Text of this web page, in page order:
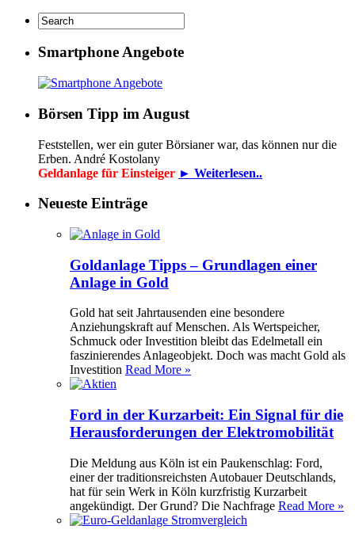
Smartphone Angebote
Börsen Tipp im August
Feststellen, wer ein guter Börsianer war, das können nur die
Erben. André Kostolany
Geldanlage für Einsteiger ► Weiterlesen..
Neueste Einträge
Goldanlage Tipps – Grundlagen einer
Anlage in Gold
Gold hat seit Jahrtausenden eine besondere
Anziehungskraft auf Menschen. Als Wertspeicher,
Schmuck oder Investition bleibt das Edelmetall ein
faszinierendes Anlageobjekt. Doch was macht Gold als
Investition Read More »
Ford in der Kurzarbeit: Ein Signal für die
Herausforderungen der Elektromobilität
Die Meldung aus Köln ist ein Paukenschlag: Ford,
einer der traditionsreichsten Autobauer Deutschlands,
hat für sein Werk in Köln kurzfristig Kurzarbeit
angekündigt. Der Grund? Die Nachfrage Read More »